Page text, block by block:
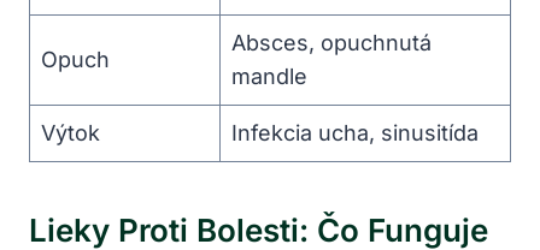
Opuch
Absces, opuchnutá
mandle
Výtok Infekcia ucha, sinusitída
Lieky Proti Bolesti: Čo Funguje